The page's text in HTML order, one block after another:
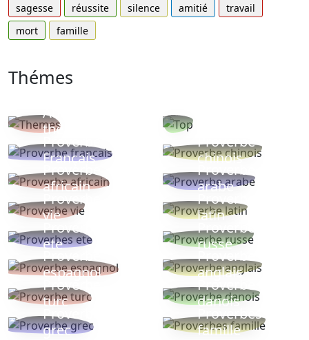
sagesse
réussite silence amitié
travail
mort
famille
Thémes
Autres
thèmes
Proverbe
Français
Proverbe
chinois
Proverbe
africain
Proverbe
arabe
Proverbe
vie
Proverbe
latin
Proverbes
ete
Proverbe
russe
Proverbe
espagnol
Proverbe
anglais
Proverbe
turc
Proverbe
danois
Proverbe
grec
Proverbes
famille